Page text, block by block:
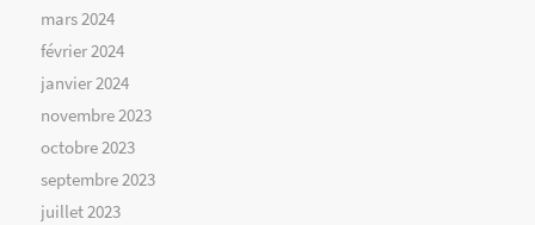
mars 2024
février 2024
janvier 2024
novembre 2023
octobre 2023
septembre 2023
juillet 2023